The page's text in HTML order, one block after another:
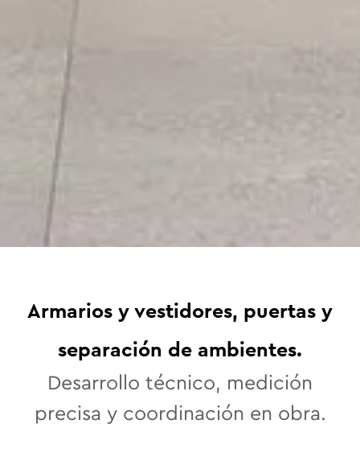
ESPACIOS EN MADERA
Especialistas en
soluciones técnicas
para proyectos de
Armarios y vestidores, puertas y
separación de ambientes.
Desarrollo técnico, medición
precisa y coordinación en obra.